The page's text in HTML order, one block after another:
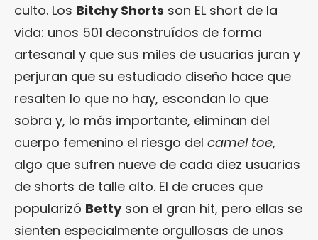
culto. Los Bitchy Shorts son EL short de la
vida: unos 501 deconstruídos de forma
artesanal y que sus miles de usuarias juran y
perjuran que su estudiado diseño hace que
resalten lo que no hay, escondan lo que
sobra y, lo más importante, eliminan del
cuerpo femenino el riesgo del camel toe,
algo que sufren nueve de cada diez usuarias
de shorts de talle alto. El de cruces que
popularizó Bettyson el gran hit, pero ellas se
sienten especialmente orgullosas de unos